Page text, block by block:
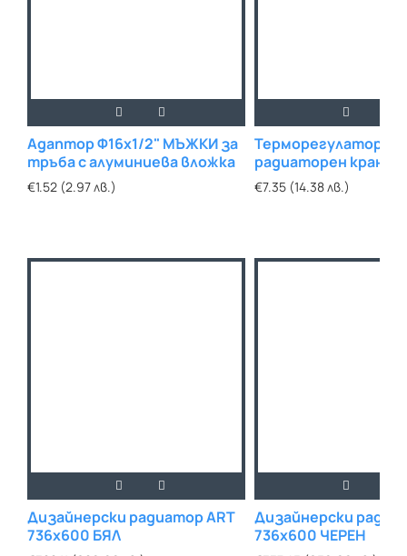
Адаптор Ф16х1/2" МЪЖКИ за
тръба с алуминиева вложка
€1.52 (2.97 лв.)
Терморегулатор за
радиаторен кран
степени
€7.35 (14.38 лв.)
Дизайнерски радиатор ART
736x600 БЯЛ
Дизайнерски
736x600 ЧЕРЕН